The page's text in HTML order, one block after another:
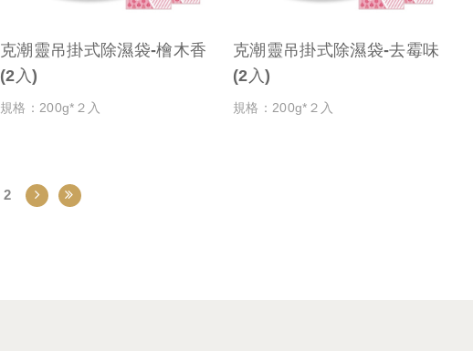
克潮靈吊掛式除濕袋-檜木香
(2入)
規格：200g*２入
克潮靈吊掛式除濕袋-去霉味
(2入)
規格：200g*２入
2